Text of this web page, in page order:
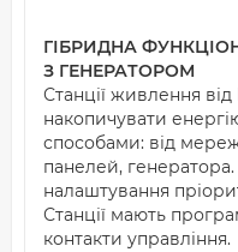
ГІБРИДНА
З ГЕНЕРАТОРОМ
Станції живлення
накопичувати
способами: від
панелей,
налаштування
Станції мають
контакти управління.